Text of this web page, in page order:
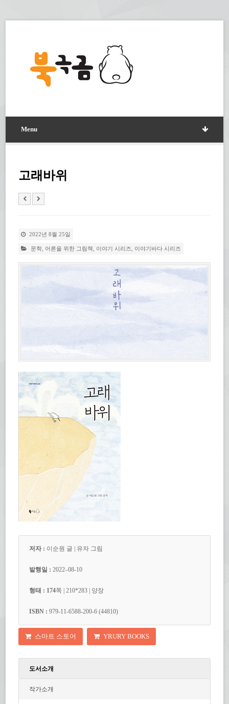
Menu
고래바위
2022년 8월 25일
문학 어른을 위한 그림책 이야기 시리즈 이야기바다 시리즈
저자 : 이순원 글 | 유자 그림
발행일 :2022–08-10
형태 : 174쪽 | 210*283 | 양장
ISBN :979-11-6588-200-6 (44810)
스마트 스토어 YRURY BOOKS
도서소개
작가소개